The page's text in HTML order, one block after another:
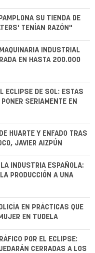
SU TIENDA DE
TENÍAN RAZÓN"
INDUSTRIAL
EN HASTA 200.000
ECLIPSE DE SOL: ESTAS
SERIAMENTE EN
HUARTE Y ENFADO TRAS
JAVIER AIZPÚN
INDUSTRIA ESPAÑOLA:
PRODUCCIÓN A UNA
EN PRÁCTICAS QUE
EN TUDELA
POR EL ECLIPSE:
CERRADAS A LOS